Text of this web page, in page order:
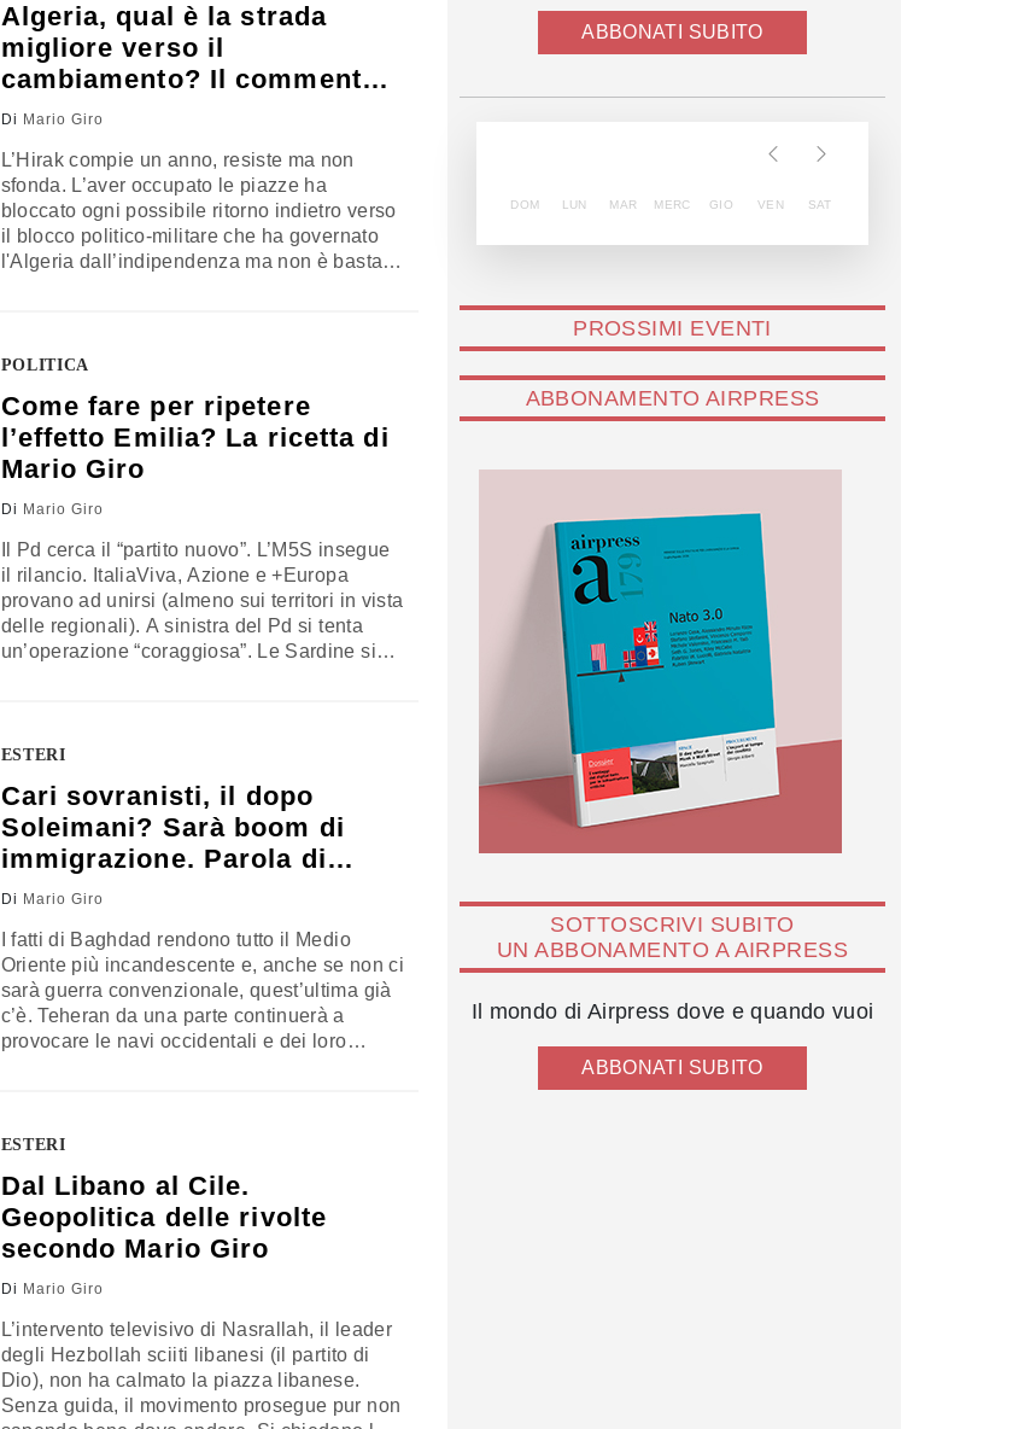
Algeria, qual è la strada
migliore verso il
cambiamento? Il commento
di Mario Giro
Di Mario Giro
L’Hirak compie un anno, resiste ma non
sfonda. L’aver occupato le piazze ha
bloccato ogni possibile ritorno indietro verso
il blocco politico-militare che ha governato
l'Algeria dall’indipendenza ma non è bastato
dei giovani. Alla fine le elezioni ci sono
POLITICA
Come fare per ripetere
l’effetto Emilia? La ricetta di
Mario Giro
Di Mario Giro
Il Pd cerca il “partito nuovo”. L’M5S insegue
il rilancio. ItaliaViva, Azione e +Europa
provano ad unirsi (almeno sui territori in vista
delle regionali). A sinistra del Pd si tenta
un’operazione “coraggiosa”. Le Sardine si
parte). Siamo abituati a tali…
ESTERI
Cari sovranisti, il dopo
Soleimani? Sarà boom di
immigrazione. Parola di
Mario Giro
Di Mario Giro
I fatti di Baghdad rendono tutto il Medio
Oriente più incandescente e, anche se non ci
sarà guerra convenzionale, quest’ultima già
c’è. Teheran da una parte continuerà a
provocare le navi occidentali e dei loro
dobbiamo chiedere cosa accadrà se…
ESTERI
Dal Libano al Cile.
Geopolitica delle rivolte
secondo Mario Giro
Di Mario Giro
L’intervento televisivo di Nasrallah, il leader
degli Hezbollah sciiti libanesi (il partito di
Dio), non ha calmato la piazza libanese.
Senza guida, il movimento prosegue pur non
ABBONATI SUBITO
DOM LUN MAR MERC GIO VEN SAT
PROSSIMI EVENTI
ABBONAMENTO AIRPRESS
SOTTOSCRIVI SUBITO
UN ABBONAMENTO A AIRPRESS
Il mondo di Airpress dove e quando vuoi
ABBONATI SUBITO